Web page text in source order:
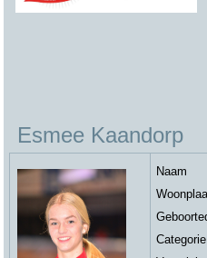
Esmee Kaandorp
Naam